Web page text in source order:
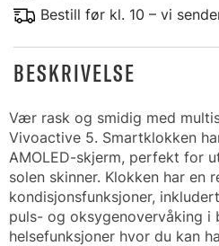
Bestill før kl. 10 – vi
BESKRIVELSE
Vær rask og smidig med
Vivoactive 5. Smartklokken
AMOLED-skjerm, perfekt for
solen skinner. Klokken har en
kondisjonsfunksjoner,
puls- og oksygenovervåking i
helsefunksjoner hvor du kan